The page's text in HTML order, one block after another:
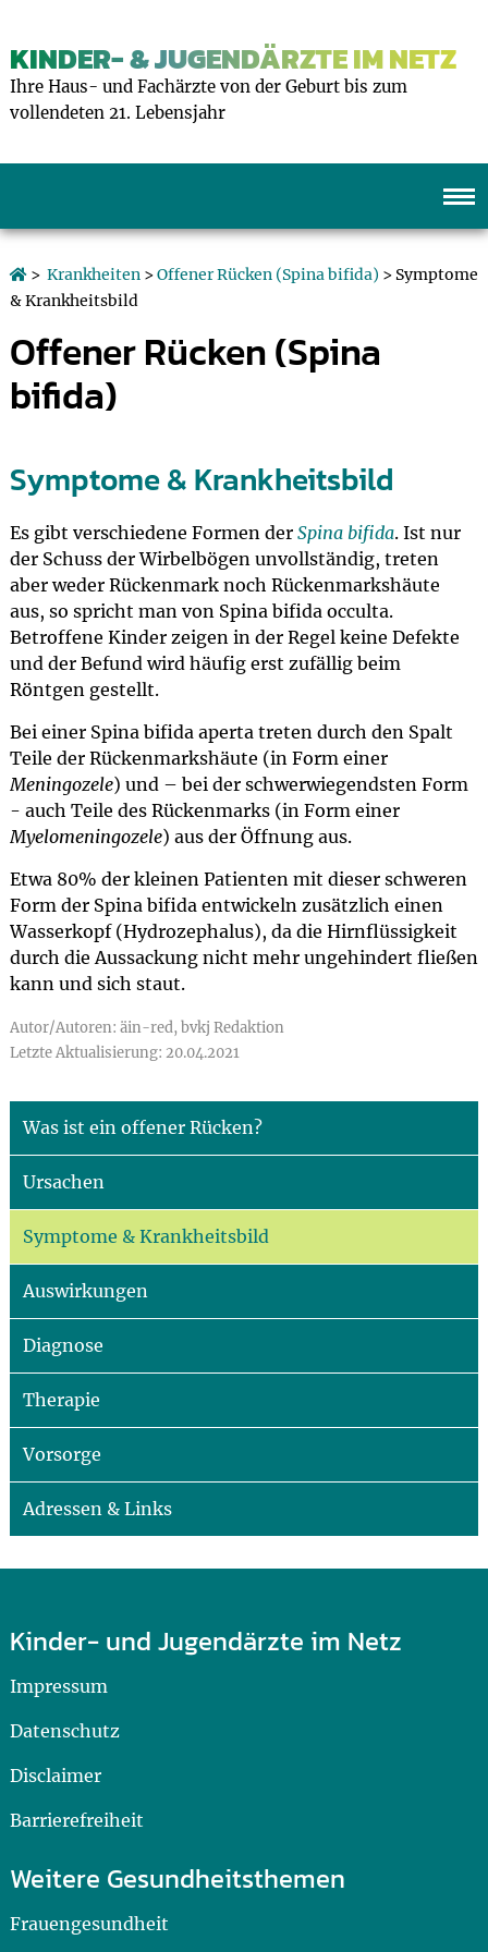
KINDER- & JUGENDÄRZTE IM NETZ
Ihre Haus- und Fachärzte von der Geburt bis zum
vollendeten 21. Lebensjahr
> Krankheiten>Offener Rücken (Spina bifida) > Symptome
& Krankheitsbild
Offener Rücken (Spina
bifida)
Symptome & Krankheitsbild
Es gibt verschiedene Formen der Spina bifida. Ist nur
der Schuss der Wirbelbögen unvollständig, treten
aber weder Rückenmark noch Rückenmarkshäute
aus, so spricht man von Spina bifida occulta.
Betroffene Kinder zeigen in der Regel keine Defekte
und der Befund wird häufig erst zufällig beim
Röntgen gestellt.
Bei einer Spina bifida aperta treten durch den Spalt
Teile der Rückenmarkshäute (in Form einer
Meningozele) und – bei der schwerwiegendsten Form
- auch Teile des Rückenmarks (in Form einer
Myelomeningozele) aus der Öffnung aus.
Etwa 80% der kleinen Patienten mit dieser schweren
Form der Spina bifida entwickeln zusätzlich einen
Wasserkopf (Hydrozephalus), da die Hirnflüssigkeit
durch die Aussackung nicht mehr ungehindert fließen
kann und sich staut.
Autor/Autoren: äin-red, bvkj Redaktion
Letzte Aktualisierung: 20.04.2021
Was ist ein offener Rücken?
Ursachen
Symptome & Krankheitsbild
Auswirkungen
Diagnose
Therapie
Vorsorge
Adressen & Links
Kinder- und Jugendärzte im Netz
Impressum
Datenschutz
Disclaimer
Barrierefreiheit
Weitere Gesundheitsthemen
Frauengesundheit